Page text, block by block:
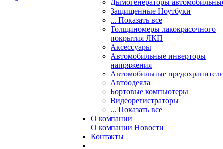
Дымогенераторы
Защищенные Ноутбуки
... Показать все
Толщиномеры лакокрасочного
покрытия ЛКП
Аксессуары
Автомобильные инверторы
напряжения
Автомобильные
Автоодеяла
Бортовые компьютеры
Видеорегистраторы
... Показать все
О компании
О компании Новости
Контакты